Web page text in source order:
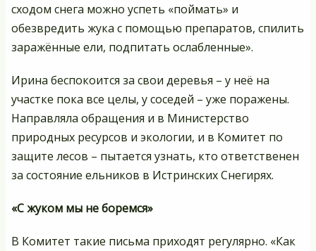
сходом снега можно успеть «поймать» и
обезвредить жука с помощью препаратов, спилить
заражённые ели, подпитать ослабленные».
Ирина беспокоится за свои деревья – у неё на
участке пока все целы, у соседей – уже поражены.
Направляла обращения и в Министерство
природных ресурсов и экологии, и в Комитет по
защите лесов – пытается узнать, кто ответственен
за состояние ельников в Истринских Снегирях.
«С жуком мы не боремся»
В Комитет такие письма приходят регулярно. «Как